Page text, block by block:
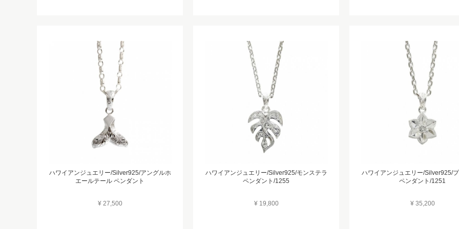
ハワイアンジュエリー/Silver925/アングルホ
エールテール ペンダント
¥ 27,500
ハワイアンジュエリー/Silver925/モンステラ
ペンダント/1255
¥ 19,800
ハワイアンジュエリー/Silver925/
ペンダント/1251
¥ 35,200